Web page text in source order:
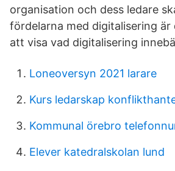
organisation och dess ledare
fördelarna med digitalisering
att visa vad digitalisering
Loneoversyn 2021 larare
Kurs ledarskap
Kommunal örebro
Elever katedralskolan lund